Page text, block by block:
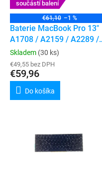
součástí balení
€61,10 –1 %
Baterie MacBook Pro 13"
A1708 / A2159 / A2289 /
A2338, typ baterie A1713 /
A2171
Skladem (30 ks)
€49,55 bez DPH
€59,96
Do košíka